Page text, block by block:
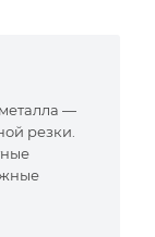
—
резки.